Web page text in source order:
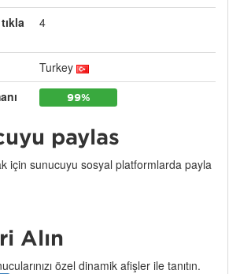
4
Turkey
99%
paylaş
için sunucuyu sosyal platformlarda payla
Alın
özel dinamik afişler ile tanıtın.